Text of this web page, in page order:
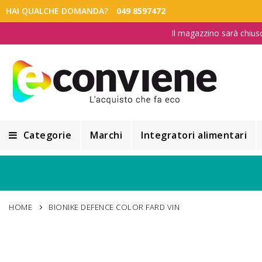
HAI QUALCHE DOMANDA? 049 8597472
Il magazzino sarà
Categorie
Alimentazione e Dietetica
Marchi Integratori alimentari
HOME BIONIKE DEFENCE COLOR FARD VIN